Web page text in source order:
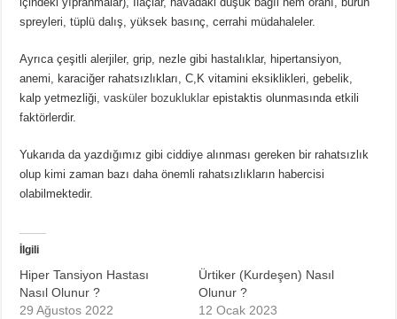
spreyleri, tüplü dalış, yüksek basınç, cerrahi müdahaleler.
Ayrıca çeşitli alerjiler, grip, nezle gibi hastalıklar, hipertansiyon,
anemi, karaciğer rahatsızlıkları, C,K vitamini eksiklikleri, gebelik,
kalp yetmezliği,vasküler bozukluklar epistaktis olunmasında etkili
faktörlerdir.
Yukarıda da yazdığımız gibi ciddiye alınması gereken bir rahatsızlık
olup kimi zaman bazı daha önemli rahatsızlıkların habercisi
olabilmektedir.
İlgili
Hiper Tansiyon Hastası
Nasıl Olunur ?
29 Ağustos 2022
Ürtiker (Kurdeşen) Nasıl
Olunur ?
12 Ocak 2023